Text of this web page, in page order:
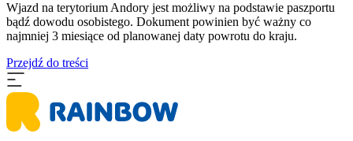
Wjazd na terytorium Andory jest możliwy na podstawie paszportu
bądź dowodu osobistego. Dokument powinien być ważny co
najmniej 3 miesiące od planowanej daty powrotu do kraju.
Przejdź do treści